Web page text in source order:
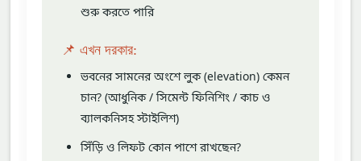
শুরু করতে পারি
📌 এখন দরকার:
ভবনের সামনের অংশে লুক (elevation) কেমন
চান? (আধুনিক / সিমেন্ট ফিনিশিং / কাচ ও
ব্যালকনিসহ স্টাইলিশ)
সিঁড়ি ও লিফট কোন পাশে রাখছেন?